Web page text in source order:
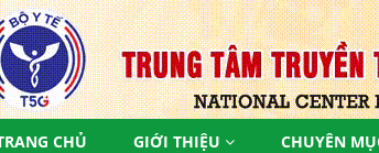
CHỦ GIỚI THIỆU CHUYÊN